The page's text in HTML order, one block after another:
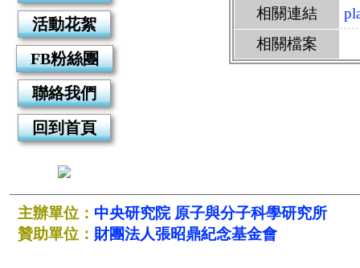
活動花絮
FB粉絲團
聯絡我們
回到首頁
相關連結
相關檔案
主辦單位： 中央研究院 原子與分子科學研究所
贊助單位： 財團法人張昭鼎紀念基金會